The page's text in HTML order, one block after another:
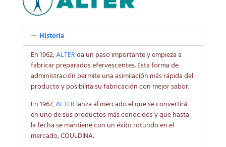
Historia
En 1962,ALTERda un paso importante y empieza a
fabricar preparados efervescentes. Esta forma de
administración permite una asimilación más rápida del
producto y posibilita su fabricación con mejor sabor.
En 1967,ALTER lanza al mercado el que se convertirá
en uno de sus productos más conocidos y que hasta
la fecha se mantiene con un éxito rotundo en el
mercado, COULDINA.